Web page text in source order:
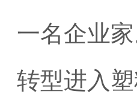
一名企业
转型进入